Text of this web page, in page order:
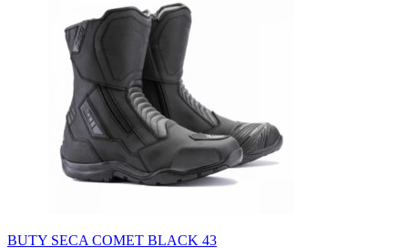
BUTY SECA COMET BLACK 43